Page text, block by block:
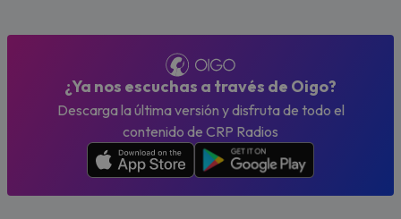
¿Ya nos escuchas a través de Oigo?
Descarga la última versión y disfruta de todo el
contenido de CRP Radios